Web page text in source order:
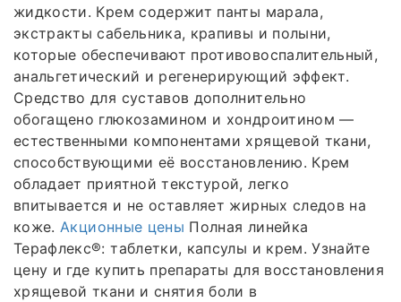
жидкости. Крем содержит панты марала,
экстракты сабельника, крапивы и полыни,
которые обеспечивают противовоспалительный,
анальгетический и регенерирующий эффект.
Средство для суставов дополнительно
обогащено глюкозамином и хондроитином —
естественными компонентами хрящевой ткани,
способствующими её восстановлению. Крем
обладает приятной текстурой, легко
впитывается и не оставляет жирных следов на
коже. Акционные цены Полная линейка
Терафлекс®: таблетки, капсулы и крем. Узнайте
цену и где купить препараты для восстановления
хрящевой ткани и снятия боли в